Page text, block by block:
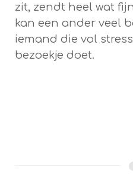
zit, zendt heel wat
kan een ander veel
iemand die vol
bezoekje doet.